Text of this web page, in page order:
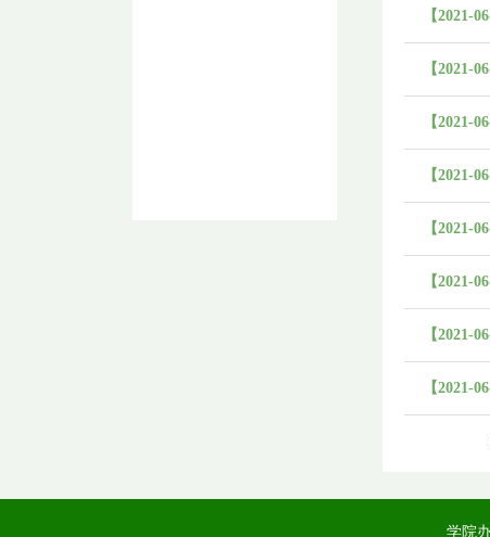
【2021-
【2021-
【2021-
【2021-
【2021-
【2021-
【2021-
【2021-
学院